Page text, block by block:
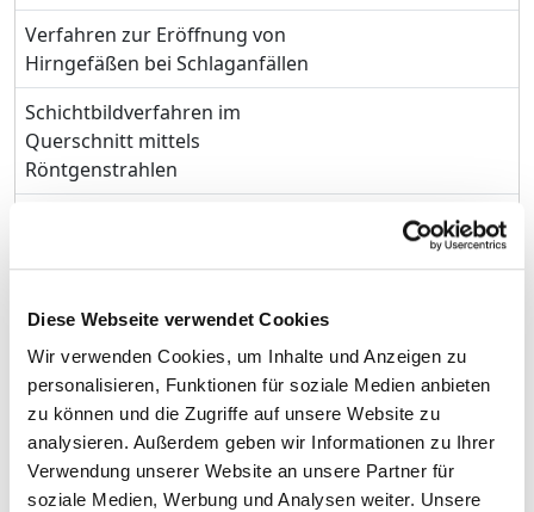
Diese Webseite verwendet Cookies
Wir verwenden Cookies, um Inhalte und Anzeigen zu
personalisieren, Funktionen für soziale Medien anbieten
zu können und die Zugriffe auf unsere Website zu
analysieren. Außerdem geben wir Informationen zu Ihrer
Verwendung unserer Website an unsere Partner für
soziale Medien, Werbung und Analysen weiter. Unsere
Verfahren zur Eröffnung von
Hirngefäßen bei Schlaganfällen
Schichtbildverfahren im
Querschnitt mittels
Röntgenstrahlen
In Kooperation mit
Institut, Kronshagen
Hirnstrommessung
Messplatz zur Messung feinster
elektrischer Potentiale im
Nervensystem, die durch eine
Anregung eines der fünf Sinne
hervorgerufen wurden